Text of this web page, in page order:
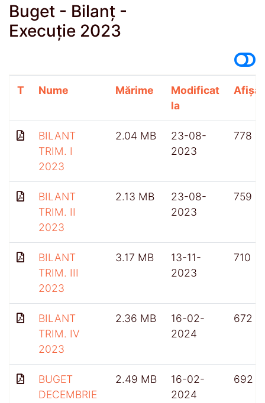
Buget - Bilanț -
Execuție 2023
T Nume Mărime
Modificat
la
BILANT
TRIM. I
2023
2.04 MB
23-08-
2023
778
BILANT
TRIM. II
2023
2.13 MB
23-08-
2023
759
BILANT
TRIM. III
2023
3.17 MB
13-11-
2023
710
BILANT
TRIM. IV
2023
2.36 MB
16-02-
2024
672
BUGET
DECEMBRIE
2.49 MB
16-02-
2024
692